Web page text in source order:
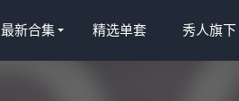
最新合集 精选单套 秀人旗下